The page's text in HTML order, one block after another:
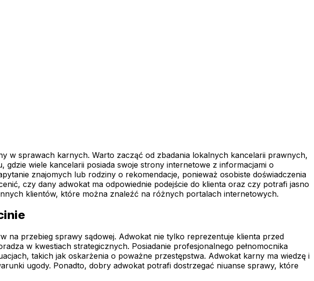
w sprawach karnych. Warto zacząć od zbadania lokalnych kancelarii prawnych,
wiele kancelarii posiada swoje strony internetowe z informacjami o
znajomych lub rodziny o rekomendacje, ponieważ osobiste doświadczenia
czy dany adwokat ma odpowiednie podejście do klienta oraz czy potrafi jasno
klientów, które można znaleźć na różnych portalach internetowych.
na przebieg sprawy sądowej. Adwokat nie tylko reprezentuje klienta przed
w kwestiach strategicznych. Posiadanie profesjonalnego pełnomocnika
takich jak oskarżenia o poważne przestępstwa. Adwokat karny ma wiedzę i
ugody. Ponadto, dobry adwokat potrafi dostrzegać niuanse sprawy, które